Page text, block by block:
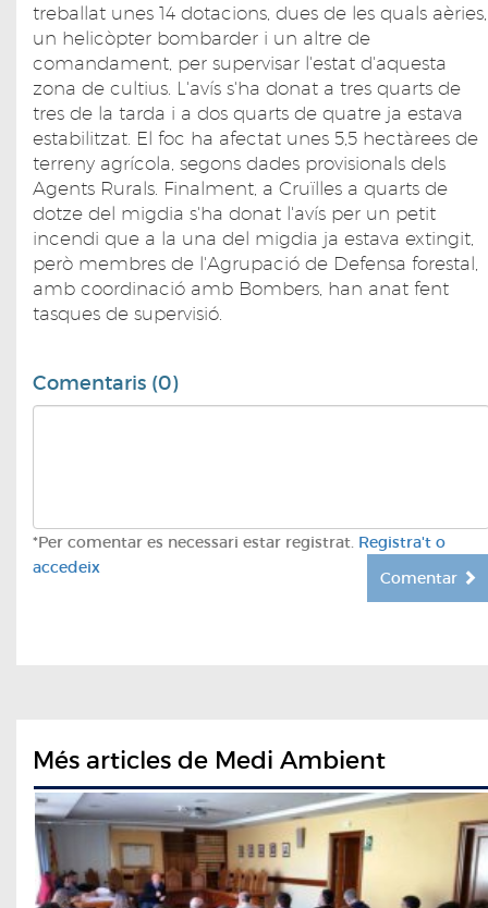
treballat unes 14 dotacions, dues de les quals aèries,
un helicòpter bombarder i un altre de
comandament, per supervisar l'estat d'aquesta
zona de cultius. L'avís s'ha donat a tres quarts de
tres de la tarda i a dos quarts de quatre ja estava
estabilitzat. El foc ha afectat unes 5,5 hectàrees de
terreny agrícola, segons dades provisionals dels
Agents Rurals. Finalment, a Cruïlles a quarts de
dotze del migdia s'ha donat l'avís per un petit
incendi que a la una del migdia ja estava extingit,
però membres de l'Agrupació de Defensa forestal,
amb coordinació amb Bombers, han anat fent
tasques de supervisió.
Comentaris (0)
*Per comentar es necessari estar registrat. Registra't o
accedeix
Comentar
Més articles de Medi Ambient